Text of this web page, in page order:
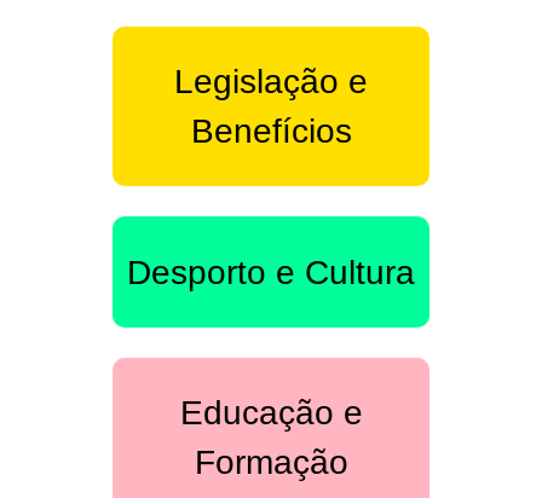
Legislação e
Benefícios
Desporto e Cultura
Educação e
Formação